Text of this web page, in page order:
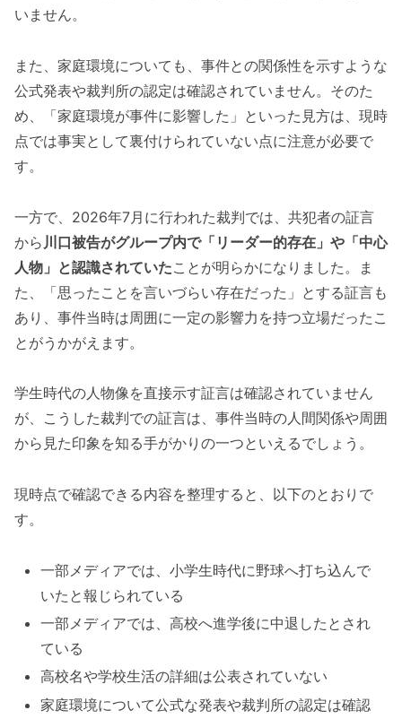
いません。
また、家庭環境についても、事件との関係性を示すような
公式発表や裁判所の認定は確認されていません。そのた
め、「家庭環境が事件に影響した」といった見方は、現時
点では事実として裏付けられていない点に注意が必要で
す。
一方で、2026年7月に行われた裁判では、共犯者の証言
から 川口被告がグループ内で「リーダー的存在」や「中心
人物」と認識されていたことが明らかになりました。ま
た、「思ったことを言いづらい存在だった」とする証言も
あり、事件当時は周囲に一定の影響力を持つ立場だったこ
とがうかがえます。
学生時代の人物像を直接示す証言は確認されていません
が、こうした裁判での証言は、事件当時の人間関係や周囲
から見た印象を知る手がかりの一つといえるでしょう。
現時点で確認できる内容を整理すると、以下のとおりで
す。
一部メディアでは、小学生時代に野球へ打ち込んで
いたと報じられている
一部メディアでは、高校へ進学後に中退したとされ
ている
高校名や学校生活の詳細は公表されていない
家庭環境について公式な発表や裁判所の認定は確認